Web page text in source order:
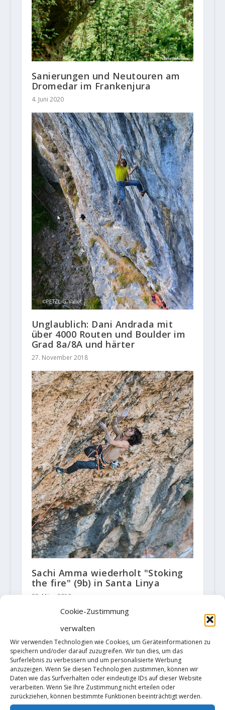
Cookie-Zustimmung
verwalten
Wir verwenden Technologien wie Cookies, um Geräteinformationen zu
speichern und/oder darauf zuzugreifen. Wir tun dies, um das
Surferlebnis zu verbessern und um personalisierte Werbung
anzuzeigen. Wenn Sie diesen Technologien zustimmen, können wir
Daten wie das Surfverhalten oder eindeutige IDs auf dieser Website
verarbeiten. Wenn Sie Ihre Zustimmung nicht erteilen oder
zurückziehen, können bestimmte Funktionen beeinträchtigt werden.
Sanierungen und Neutouren am
Dromedar im Frankenjura
4. Juni 2020
Unglaublich: Dani Andrada mit
über 4000 Routen und Boulder im
Grad 8a/8A und härter
27. November 2018
Sachi Amma wiederholt "Stoking
the fire" (9b) in Santa Linya
28. März 2019
HINTERLASSE EINE ANTWORT
Deine E-Mail-Adresse wird nicht
veröffentlicht. Erforderliche Felder
sind mit*markiert